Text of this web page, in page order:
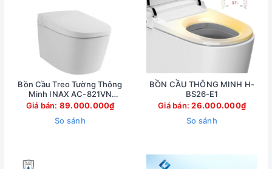
Bồn Cầu Treo Tường Thông
Minh INAX AC-821VN
(AC821VN)
Giá bán: 89.000.000₫
So sánh
BỒN CẦU THÔNG MINH H-
BS26-E1
Giá bán:26.000.000₫
So sánh